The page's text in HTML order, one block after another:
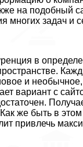
на подобный
многих задач и
в
и
вариант с
же быть в
привлечь